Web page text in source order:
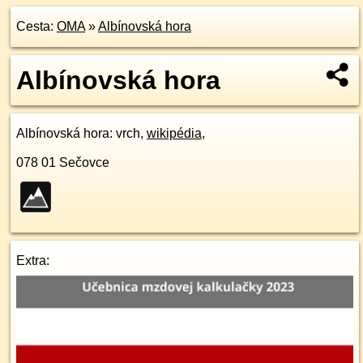
Cesta: OMA»Albínovská hora
Albínovská hora
Albínovská hora: vrch, wikipédia,
078 01 Sečovce
Extra: